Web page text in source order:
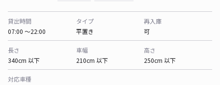
貸出時間
07:00 〜22:00
タイプ
平置き
再入庫
可
長さ
340cm 以下
車幅
210cm 以下
高さ
250cm 以下
対応車種